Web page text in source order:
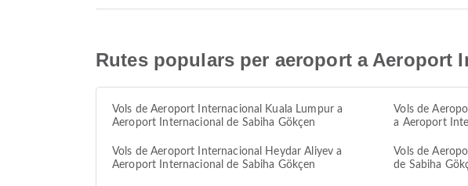
Rutes populars per aeroport a Aeroport
Vols de Aeroport Internacional Kuala Lumpur a
Aeroport Internacional de Sabiha Gökçen
Vols de
a Aeroport
Vols de Aeroport Internacional Heydar Aliyev a
Aeroport Internacional de Sabiha Gökçen
Vols de
de Sabiha